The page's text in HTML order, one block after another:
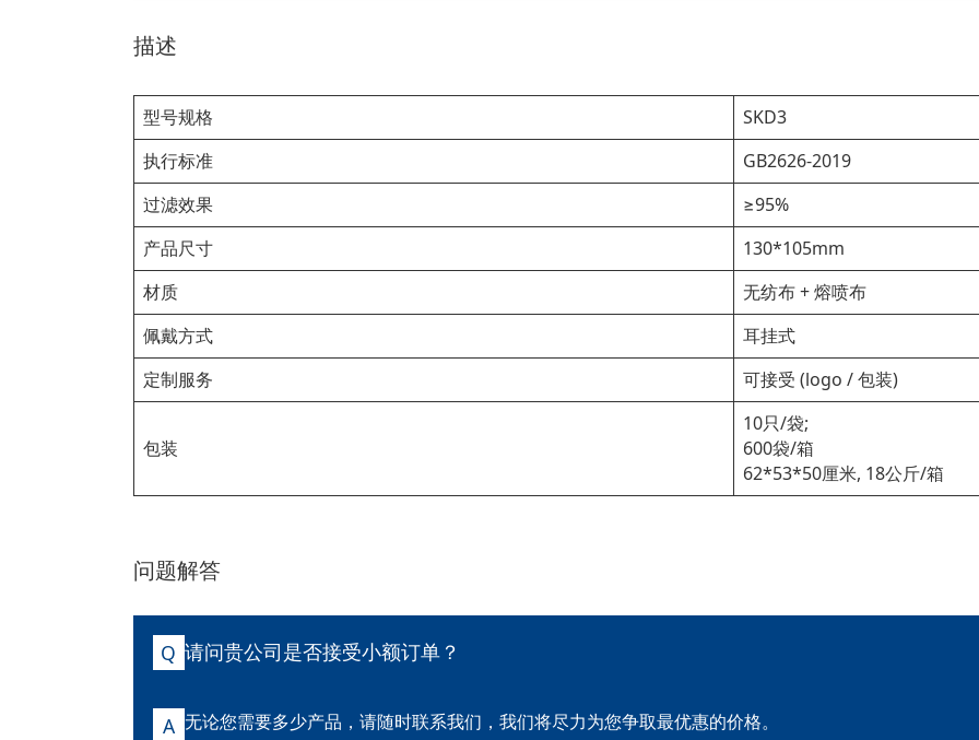
描述
型号规格
SKD3
执行标准
GB2626-2019
过滤效果
≥95%
产品尺寸
130*105mm
材质
无纺布 + 熔喷布
佩戴方式
耳挂式
定制服务
可接受 (logo / 包装)
包装
10只/袋;
600袋/箱
62*53*50厘米, 18公斤/箱
问题解答
Q 请问贵公司是否接受小额订单？
A 无论您需要多少产品，请随时联系我们，我们将尽力为您争取最优惠的价格。